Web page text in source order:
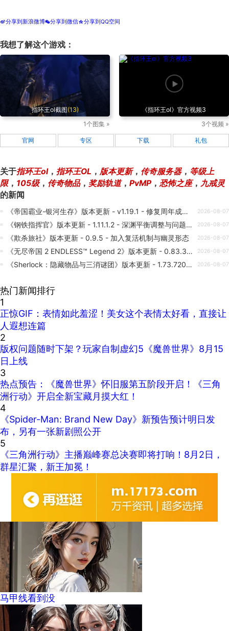
t分享到新浪微博w分享到微信z分享到QQ空间
我想了解这个游戏：
指环王ol截图(13)
1个图集 »
《指环王ol》官方视频3
3个视频 »
官网 专区 下载 礼包
关于指环王ol， 指环王OL ， 版本更新， 传奇服务器， 等级上
限， 105级， 传奇物品， 奖励轨道， PvMP， 恐怖之座， 九戒灵
的新闻
《帝国霸业-银河生存》版本更新 - v1.19.1 - 修复周年成就及配置错误 2026-08-07
《钢铁指挥官》版本更新 - 1.11.1.2 - 深渊平衡调整与问题修正 2026-08-07
《欺杀旅社》版本更新 - 0.9.5 - 加入复活机制与幽灵形态 2026-08-07
《无尽帝国 2 ENDLESS™ Legend 2》版本更新 - 0.83.318 - 教程难度与单位升级修复 2026-08-07
《Sherlock：隐藏物品与三消谜团》版本更新 - 1.73.7201 - 穿靴子的猫主题活动上线 2026-08-07
热门新闻排行
1
正惊GIF：表情如此羞涩！美女这个表情太好看，直接让
人遐想连篇
2
版权问题随时下架？玩家自制虚幻5《魔兽世界》8月15
日上线
3
热点预告：《魔兽世界》怀旧服第五阶段开启！《三角
洲行动》开启全新宝藏月摸大红！
4
《Spider-Man: Brand New Day》新预告预计明日发
布，另有一张新剧照公开
5
《三角洲行动》主播巅峰赛总决赛即将打响！8月2日，
群星汇聚，新王加冕！
马甲线看到没